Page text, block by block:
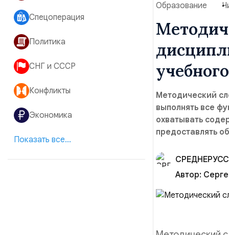
Спецоперация
Политика
СНГ и СССР
Конфликты
Экономика
Показать все...
Образование
Методический
выполнять все
охватывать
предоставлять
Автор: